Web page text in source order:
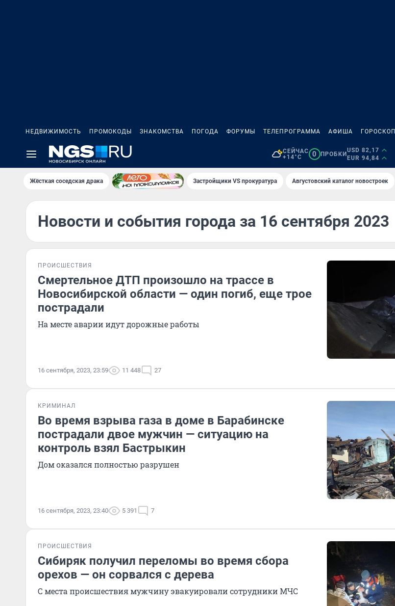
НЕДВИЖИМОСТЬ ПРОМОКОДЫ ЗНАКОМСТВА ПОГОДА ФОРУМЫ ТЕЛЕПРОГРАММА АФИША ГОРОСКОП
СЕЙЧАС
+14°C
0 ПРОБКИ
USD 82,17
EUR 94,84
Жёсткая соседская драка Застройщики VS прокуратура Августовский каталог новостроек
Новости и события города за 16 сентября 2023
ПРОИСШЕСТВИЯ
Смертельное ДТП произошло на трассе в
Новосибирской области — один погиб, еще трое
пострадали
На месте аварии идут дорожные работы
16 сентября, 2023, 23:59 11 448 27
КРИМИНАЛ
Во время взрыва газа в доме в Барабинске
пострадали двое мужчин — ситуацию на
контроль взял Бастрыкин
Дом оказался полностью разрушен
16 сентября, 2023, 23:40 5 391 7
ПРОИСШЕСТВИЯ
Сибиряк получил переломы во время сбора
орехов — он сорвался с дерева
С места происшествия мужчину эвакуировали сотрудники МЧС